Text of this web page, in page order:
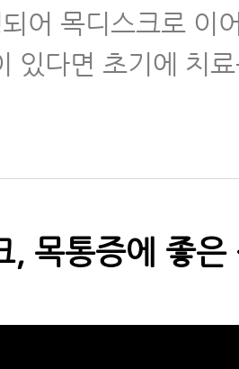
재활
어 목디스크로 이
있다면 초기에 치
, 목통증에 좋은